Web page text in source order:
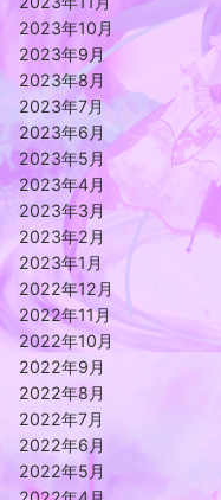
2023年10月
2023年9月
2023年8月
2023年7月
2023年6月
2023年5月
2023年4月
2023年3月
2023年2月
2023年1月
2022年12月
2022年11月
2022年10月
2022年9月
2022年8月
2022年7月
2022年6月
2022年5月